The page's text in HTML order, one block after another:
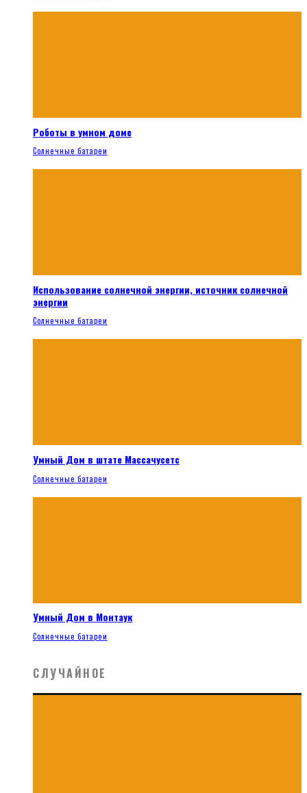
Роботы в умном доме
Солнечные батареи
Использование солнечной энергии, источник солнечной
энергии
Солнечные батареи
Умный Дом в штате Массачусетс
Солнечные батареи
Умный Дом в Монтаук
Солнечные батареи
СЛУЧАЙНОЕ